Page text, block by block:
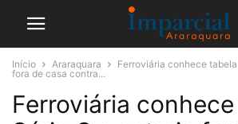
Início Araraquara
Ferroviária conhece
fora de casa contra...
Ferroviária